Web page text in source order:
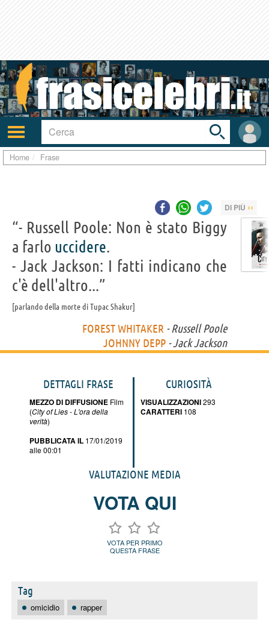
Attiva/disattiva
navigazione
User
area
Toggle
search
bar
Home Frase
DI PIÙ ››
“- Russell Poole: Non è stato Biggy
a farlo uccidere.
- Jack Jackson: I fatti indicano che
c'è dell'altro...”
parlando della morte di Tupac Shakur
FOREST WHITAKER - Russell Poole
JOHNNY DEPP - Jack Jackson
DETTAGLI FRASE
MEZZO DI DIFFUSIONE Film
(City of Lies - L'ora della
verità)
PUBBLICATA IL 17/01/2019
alle 00:01
CURIOSITÀ
VISUALIZZAZIONI293
CARATTERI 108
VALUTAZIONE MEDIA
VOTA QUI
VOTA PER PRIMO
QUESTA FRASE
Tag
omicidio rapper